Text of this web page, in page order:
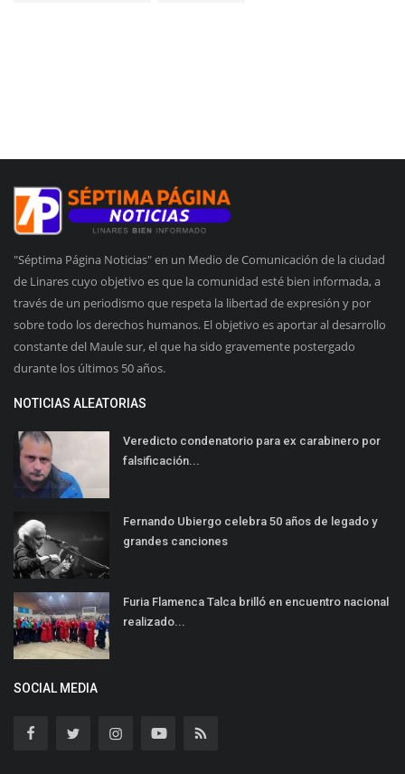
"Séptima Página Noticias" en un Medio de Comunicación de la ciudad
de Linares cuyo objetivo es que la comunidad esté bien informada, a
través de un periodismo que respeta la libertad de expresión y por
sobre todo los derechos humanos. El objetivo es aportar al desarrollo
constante del Maule sur, el que ha sido gravemente postergado
durante los últimos 50 años.
NOTICIAS ALEATORIAS
Veredicto condenatorio para ex carabinero por
falsificación...
Fernando Ubiergo celebra 50 años de legado y
grandes canciones
Furia Flamenca Talca brilló en encuentro nacional
realizado...
SOCIAL MEDIA